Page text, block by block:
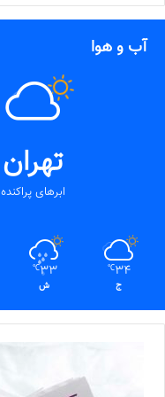
آب و هوا
تهران
ابرهای پراکنده
34
℃
ج
33
℃
ش